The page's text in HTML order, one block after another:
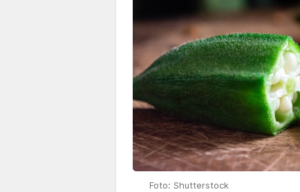
Foto: Shutterstock